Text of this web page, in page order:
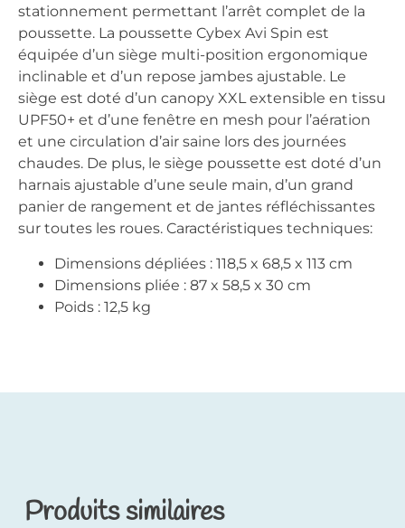
stationnement permettant l’arrêt complet de la
poussette. La poussette Cybex Avi Spin est
équipée d’un siège multi-position ergonomique
inclinable et d’un repose jambes ajustable. Le
siège est doté d’un canopy XXL extensible en tissu
UPF50+ et d’une fenêtre en mesh pour l’aération
et une circulation d’air saine lors des journées
chaudes. De plus, le siège poussette est doté d’un
harnais ajustable d’une seule main, d’un grand
panier de rangement et de jantes réfléchissantes
sur toutes les roues. Caractéristiques techniques:
Dimensions dépliées : 118,5 x 68,5 x 113 cm
Dimensions pliée : 87 x 58,5 x 30 cm
Poids : 12,5 kg
Produits similaires